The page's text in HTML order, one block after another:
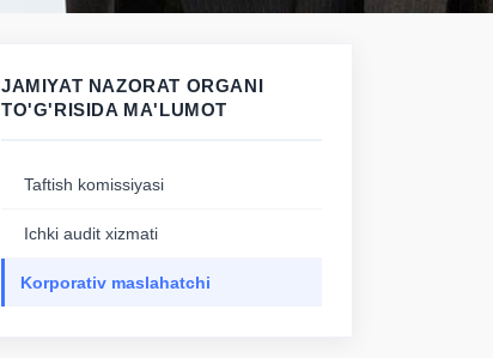
JAMIYAT NAZORAT ORGANI
TO'G'RISIDA MA'LUMOT
Taftish komissiyasi
Ichki audit xizmati
Korporativ maslahatchi